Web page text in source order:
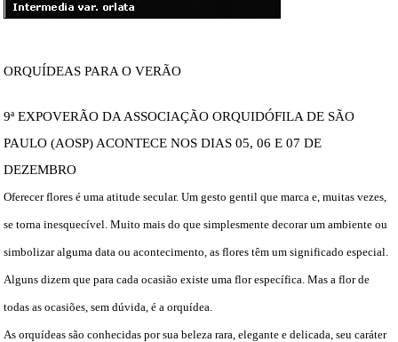
ORQUÍDEAS PARA O VERÃO
9ª EXPOVERÃO DA ASSOCIAÇÃO ORQUIDÓFILA DE SÃO
PAULO (AOSP) ACONTECE NOS DIAS 05, 06 E 07 DE
DEZEMBRO
Oferecer flores é uma atitude secular. Um gesto gentil que marca e, muitas vezes,
se torna inesquecível. Muito mais do que simplesmente decorar um ambiente ou
simbolizar alguma data ou acontecimento, as flores têm um significado especial.
Alguns dizem que para cada ocasião existe uma flor específica. Mas a flor de
todas as ocasiões, sem dúvida, é a orquídea.
As orquídeas são conhecidas por sua beleza rara, elegante e delicada, seu caráter